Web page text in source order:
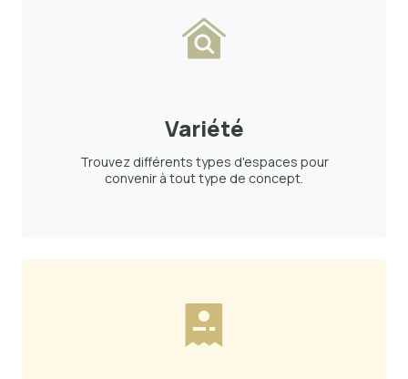
Variété
Trouvez différents types d'espaces pour
convenir à tout type de concept.